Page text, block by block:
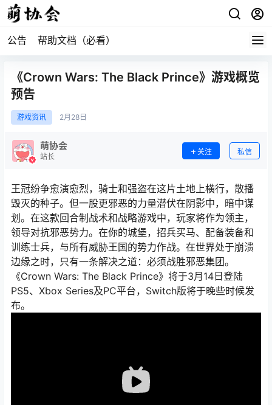
公告 帮助文档（必看）
《Crown Wars: The Black Prince》游戏概览
预告
游戏资讯 2月 28日
萌协会
站长
关注 私信
王冠纷争愈演愈烈，骑士和强盗在这片土地上横行，散播
毁灭的种子。但一股更邪恶的力量潜伏在阴影中，暗中谋
划。在这款回合制战术和战略游戏中，玩家将作为领主，
领导对抗邪恶势力。在你的城堡，招兵买马、配备装备和
训练士兵，与所有威胁王国的势力作战。在世界处于崩溃
边缘之时，只有一条解决之道：必须战胜邪恶集团。
《Crown Wars: The Black Prince》将于3月14日登陆
PS5、Xbox Series及PC平台，Switch版将于晚些时候发
布。